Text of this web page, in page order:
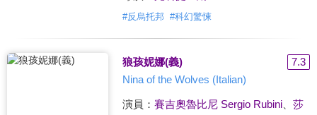
#反烏托邦 #科幻驚悚
狼孩妮娜(義)
7.3
Nina of the Wolves (Italian)
演員： 賽吉奧魯比尼 Sergio Rubini、 莎